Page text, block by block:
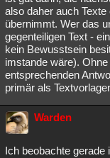
also daher auch
übernimmt. Wer das
gegenteiligen Text -
kein Bewusstsein
imstande wäre).
entsprechenden
primär als
Warden
Ich beobachte